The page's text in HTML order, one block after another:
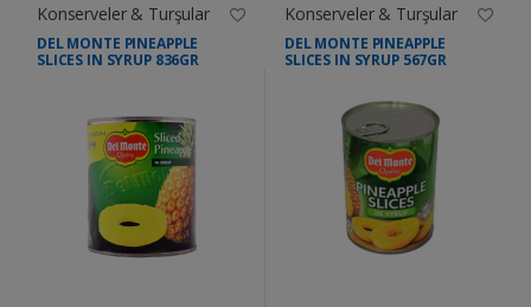
Konserveler & Turşular
DEL MONTE PINEAPPLE
SLICES IN SYRUP 836GR
Konserveler & Turşular
DEL MONTE PINEAPPLE
SLICES IN SYRUP 567GR